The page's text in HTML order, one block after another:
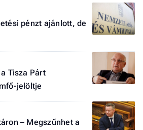
pénzt ajánlott, de
Tisza Párt
jelöltje
– Megszűnhet a